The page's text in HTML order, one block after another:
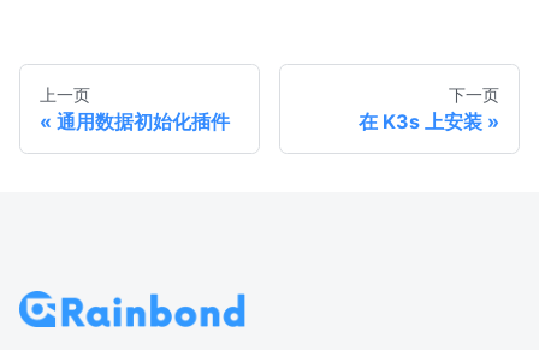
上一页
通用数据初始化插件
下一页
在 K3s 上安装